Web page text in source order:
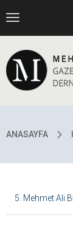
ANASAYFA
5. Mehmet Ali